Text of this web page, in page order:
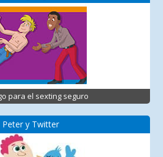
para el sexting seguro
Peter y Twitter